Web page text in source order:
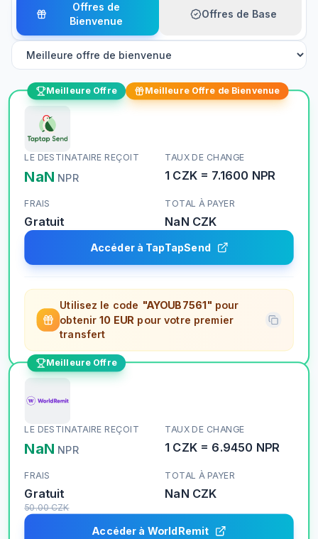
Offres de
Bienvenue
Offres de Base
Meilleure Offre Meilleure Offre de Bienvenue
LE DESTINATAIRE REÇOIT
NaN NPR
TAUX DE CHANGE
1 CZK = 7.1600 NPR
FRAIS
Gratuit
TOTAL À PAYER
NaN CZK
Accéder à TapTapSend
Utilisez le code "AYOUB7561" pour
obtenir10 EUR pour votre premier
transfert
Meilleure Offre
LE DESTINATAIRE REÇOIT
NaN NPR
TAUX DE CHANGE
1 CZK = 6.9450 NPR
FRAIS
Gratuit
50.00 CZK
TOTAL À PAYER
NaN CZK
Accéder à WorldRemit